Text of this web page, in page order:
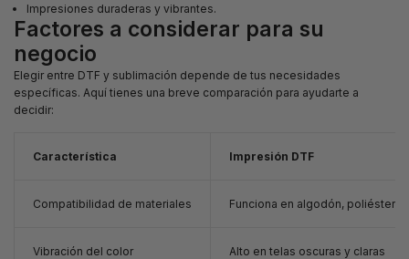
Impresiones duraderas y vibrantes.
Factores a considerar para su
negocio
Elegir entre DTF y sublimación depende de tus necesidades
específicas. Aquí tienes una breve comparación para ayudarte a
decidir:
Característica Impresión DTF
Compatibilidad de materiales Funciona en algodón, poliéster y
Vibración del color Alto en telas oscuras y claras